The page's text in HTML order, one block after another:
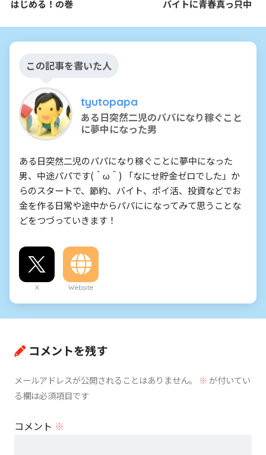
はじめる！の巻 バイトに青春真っ只中
この記事を書いた人
tyutopapa
ある日突然二児のパパになり稼ぐこと
に夢中になった男
ある日突然二児のパパになり稼ぐことに夢中になった
男、中途パパです(＾ω＾) 「なにせ貯金ゼロでした」か
らのスタートで、節約、バイト、ポイ活、投資などでお
金を作る日常や途中からパパにになってみて思うことな
どをつづっていきます！
X Website
コメントを残す
メールアドレスが公開されることはありません。 ※が付いてい
る欄は必須項目です
コメント ※